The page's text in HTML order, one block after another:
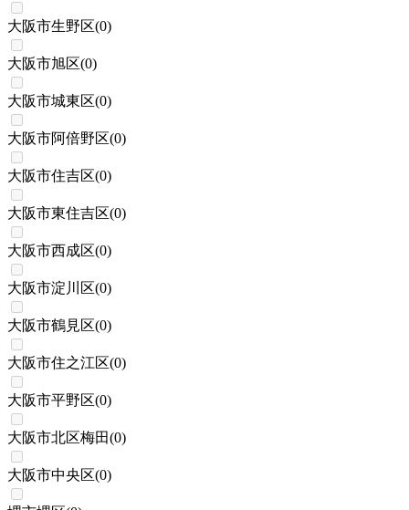
大阪市生野区(0)
大阪市旭区(0)
大阪市城東区(0)
大阪市阿倍野区(0)
大阪市住吉区(0)
大阪市東住吉区(0)
大阪市西成区(0)
大阪市淀川区(0)
大阪市鶴見区(0)
大阪市住之江区(0)
大阪市平野区(0)
大阪市北区梅田(0)
大阪市中央区(0)